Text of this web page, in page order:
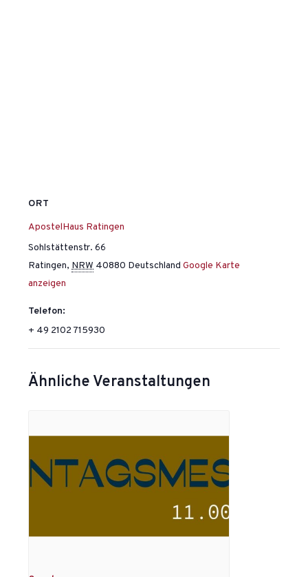
ORT
ApostelHaus Ratingen
Sohlstättenstr. 66
Ratingen, NRW 40880 Deutschland Google Karte
anzeigen
Telefon:
+ 49 2102 715930
Ähnliche Veranstaltungen